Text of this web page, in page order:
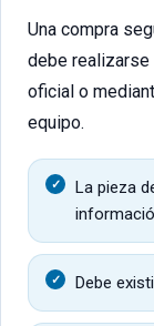
Una compra
debe
oficial o
equipo.
La pieza
Debe